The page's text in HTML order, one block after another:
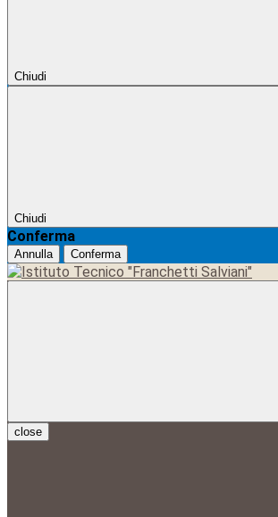
Chiudi
Chiudi
Conferma
Annulla Conferma
close